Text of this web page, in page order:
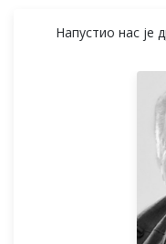
Напустио нас је